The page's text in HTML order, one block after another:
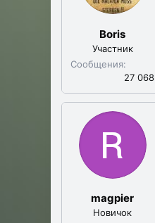
Boris
Участник
Сообщения
27 068
magpier
Новичок